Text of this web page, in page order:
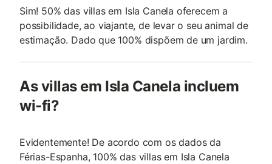
Sim! 50% das villas em Isla Canela oferecem a
possibilidade, ao viajante, de levar o seu animal de
estimação. Dado que 100% dispõem de um jardim.
As villas em Isla Canela incluem
wi-fi?
Evidentemente! De acordo com os dados da
Férias-Espanha, 100% das villas em Isla Canela